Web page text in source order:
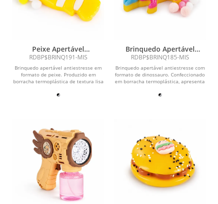
Peixe Apertável
Antiestresse
RDBP$BRINQ191-MIS
Brinquedo apertável antiestresse em
formato de peixe. Produzido em
borracha termoplástica de textura lisa
Brinquedo Apertável
Antiestresse
RDBP$BRINQ185-MIS
Brinquedo apertável antiestresse com
formato de dinossauro. Confeccionado
em borracha termoplástica, apresenta